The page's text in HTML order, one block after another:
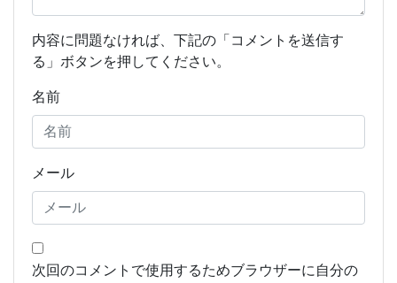
内容に問題なければ、下記の「コメントを送信す
る」ボタンを押してください。
名前
メール
次回のコメントで使用するためブラウザーに自分の